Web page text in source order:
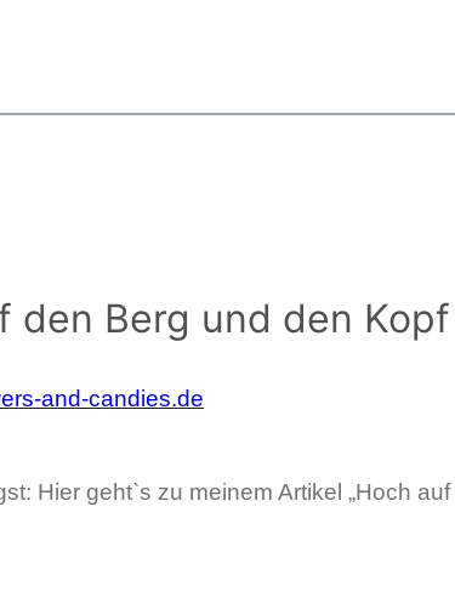
den Berg und den
and-candies.de
Hier geht`s zu meinem Artikel „Hoch